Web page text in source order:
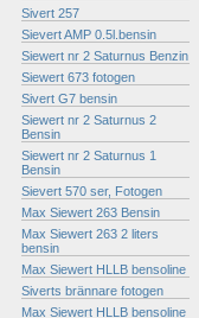
Sivert 257
Sievert AMP 0.5l.bensin
Siewert nr 2 Saturnus Benzin
Siewert 673 fotogen
Sivert G7 bensin
Siewert nr 2 Saturnus 2
Bensin
Siewert nr 2 Saturnus 1
Bensin
Sievert 570 ser, Fotogen
Max Siewert 263 Bensin
Max Siewert 263 2 liters
bensin
Max Siewert HLLB bensoline
Siverts brännare fotogen
Max Siewert HLLB bensoline